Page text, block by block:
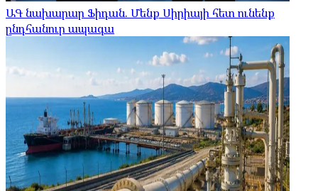
ԱԳ նախարար Ֆիդան. Մենք Սիրիայի հետ ունենք
ընդհանուր ապագա